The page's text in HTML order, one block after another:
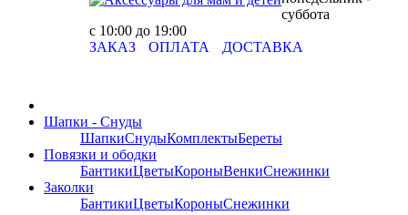
суббота
с 10:00 до 19:00
ЗАКАЗ
ОПЛАТА ДОСТАВКА
Шапки - Снуды
ШапкиСнудыКомплектыБереты
Повязки и ободки
БантикиЦветыКороныВенкиСнежинки
Заколки
БантикиЦветыКороныСнежинки